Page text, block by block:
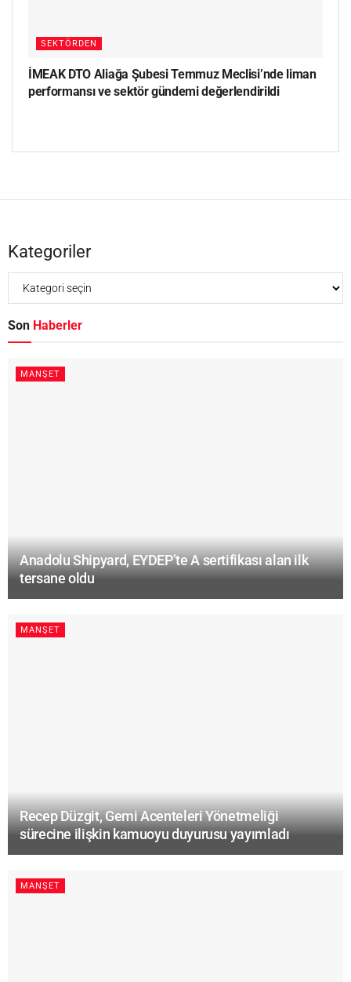
SEKTÖRDEN
İMEAK DTO Aliağa Şubesi Temmuz Meclisi’nde liman
performansı ve sektör gündemi değerlendirildi
Kategoriler
Son Haberler
MANŞET
Anadolu Shipyard, EYDEP’te A sertifikası alan ilk
tersane oldu
MANŞET
Recep Düzgit, Gemi Acenteleri Yönetmeliği
sürecine ilişkin kamuoyu duyurusu yayımladı
MANŞET